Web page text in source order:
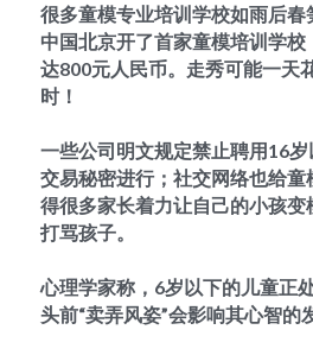
很多童模专业培训学校如雨后春
中国北京开了首家童模培训学
达800元人民币。走秀可能一天
时！
一些公司明文规定禁止聘用16
交易秘密进行；社交网络也给
得很多家长着力让自己的小孩
打骂孩子。
心理学家称，6岁以下的儿童正
头前“卖弄风姿”会影响其心智的